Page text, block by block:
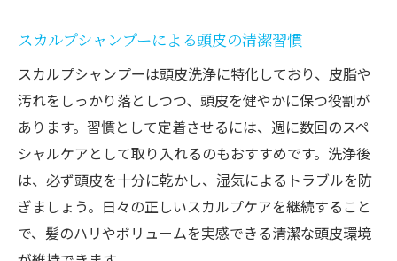
スカルプシャンプーによる頭皮の清潔習慣
スカルプシャンプーは頭皮洗浄に特化しており、皮脂や
汚れをしっかり落としつつ、頭皮を健やかに保つ役割が
あります。習慣として定着させるには、週に数回のスペ
シャルケアとして取り入れるのもおすすめです。洗浄後
は、必ず頭皮を十分に乾かし、湿気によるトラブルを防
ぎましょう。日々の正しいスカルプケアを継続すること
で、髪のハリやボリュームを実感できる清潔な頭皮環境